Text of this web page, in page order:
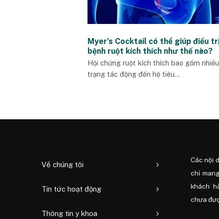
Myer’s Cocktail có thể giúp điều
bệnh ruột kích thích như thế nào?
Hội chứng ruột kích thích bao gồm
trạng tác động đến hệ tiêu...
Về chúng tôi
Tin tức hoạt động
Thông tin y khoa
Các nội
chỉ
khách
chưa